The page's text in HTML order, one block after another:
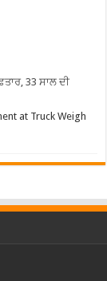
33 ਸਾਲ ਦੀ
at Truck Weigh